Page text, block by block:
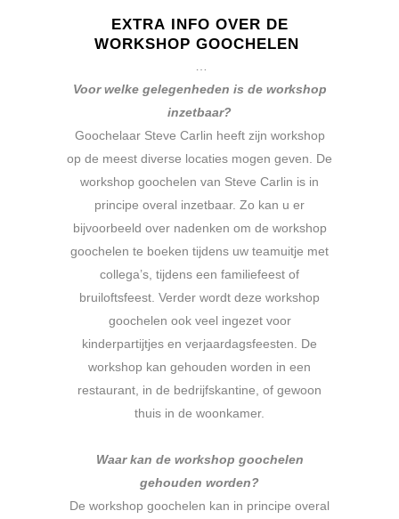
EXTRA INFO OVER DE
WORKSHOP GOOCHELEN
Voor welke gelegenheden is de workshop
inzetbaar?
Goochelaar Steve Carlin heeft zijn workshop
op de meest diverse locaties mogen geven. De
workshop goochelen van Steve Carlin is in
principe overal inzetbaar. Zo kan u er
bijvoorbeeld over nadenken om de workshop
goochelen te boeken tijdens uw teamuitje met
collega’s, tijdens een familiefeest of
bruiloftsfeest. Verder wordt deze workshop
goochelen ook veel ingezet voor
kinderpartijtjes en verjaardagsfeesten. De
workshop kan gehouden worden in een
restaurant, in de bedrijfskantine, of gewoon
thuis in de woonkamer.
Waar kan de workshop goochelen
gehouden worden?
De workshop goochelen kan in principe overal